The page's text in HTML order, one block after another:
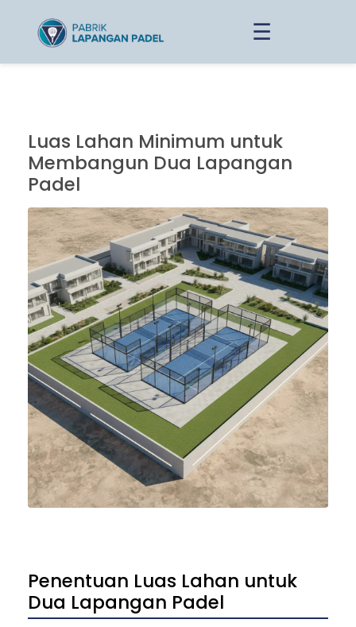
☰
Luas Lahan Minimum untuk
Membangun Dua Lapangan
Padel
Penentuan Luas Lahan untuk
Dua Lapangan Padel